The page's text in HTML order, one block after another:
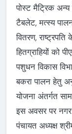
पोस्ट मैट्रिक अन्य
टैबलेट, मत्स्य
वितरण,
हितग्राहियों को
पशुधन विकास
बकरा पालन हेतु
योजना अंतर्गत
इस अवसर पर नगर
पंचायत अध्यक्ष